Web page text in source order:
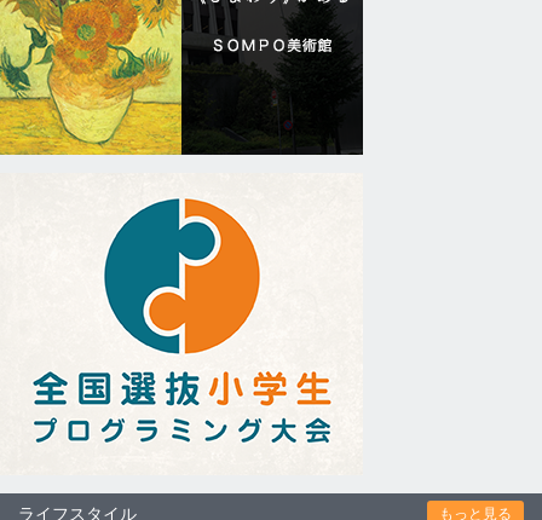
ライフスタイル もっと見る